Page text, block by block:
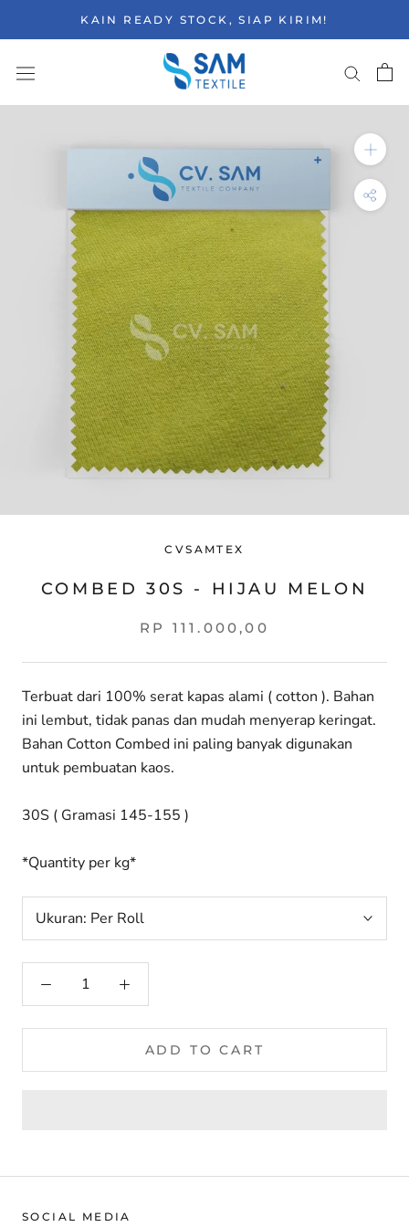
to
KAIN READY STOCK, SIAP KIRIM!
CVSAMTEX
COMBED 30S - HIJAU MELON
RP 111.000,00
Terbuat dari 100% serat kapas alami ( cotton ). Bahan
ini lembut, tidak panas dan mudah menyerap keringat.
Bahan Cotton Combed ini paling banyak digunakan
untuk pembuatan kaos.
30S ( Gramasi 145-155 )
*Quantity per kg*
Ukuran: Per Roll
ADD TO CART
SOCIAL MEDIA